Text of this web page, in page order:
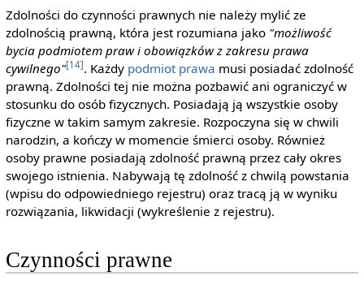
Zdolności do czynności prawnych nie należy mylić ze
zdolnością prawną, która jest rozumiana jako "możliwość
bycia podmiotem praw i obowiązków z zakresu prawa
cywilnego"[14]. Każdy podmiot prawa musi posiadać zdolność
prawną. Zdolności tej nie można pozbawić ani ograniczyć w
stosunku do osób fizycznych. Posiadają ją wszystkie osoby
fizyczne w takim samym zakresie. Rozpoczyna się w chwili
narodzin, a kończy w momencie śmierci osoby. Również
osoby prawne posiadają zdolność prawną przez cały okres
swojego istnienia. Nabywają tę zdolność z chwilą powstania
(wpisu do odpowiedniego rejestru) oraz tracą ją w wyniku
rozwiązania, likwidacji (wykreślenie z rejestru).
Czynności prawne